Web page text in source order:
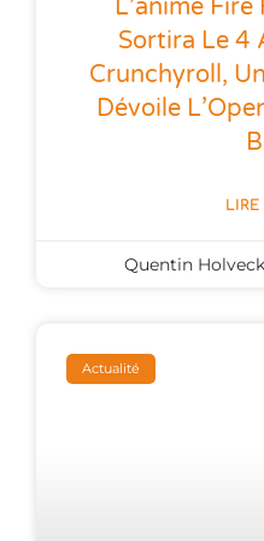
L’anime
Sortira Le 4
Crunchyroll,
Dévoile
LIRE
Quentin Holveck
Actualité